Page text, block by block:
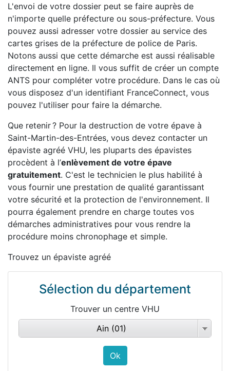
L'envoi de votre dossier peut se faire auprès de
n'importe quelle préfecture ou sous-préfecture. Vous
pouvez aussi adresser votre dossier au service des
cartes grises de la préfecture de police de Paris.
Notons aussi que cette démarche est aussi réalisable
directement en ligne. Il vous suffit de créer un compte
ANTS pour compléter votre procédure. Dans le cas où
vous disposez d'un identifiant FranceConnect, vous
pouvez l'utiliser pour faire la démarche.
Que retenir ? Pour la destruction de votre épave à
Saint-Martin-des-Entrées, vous devez contacter un
épaviste agréé VHU, les pluparts des épavistes
procèdent à l’enlèvement de votre épave
gratuitement. C'est le technicien le plus habilité à
vous fournir une prestation de qualité garantissant
votre sécurité et la protection de l'environnement. Il
pourra également prendre en charge toutes vos
démarches administratives pour vous rendre la
procédure moins chronophage et simple.
Trouvez un épaviste agréé
Sélection du département
Trouver un centre VHU
Ain (01)